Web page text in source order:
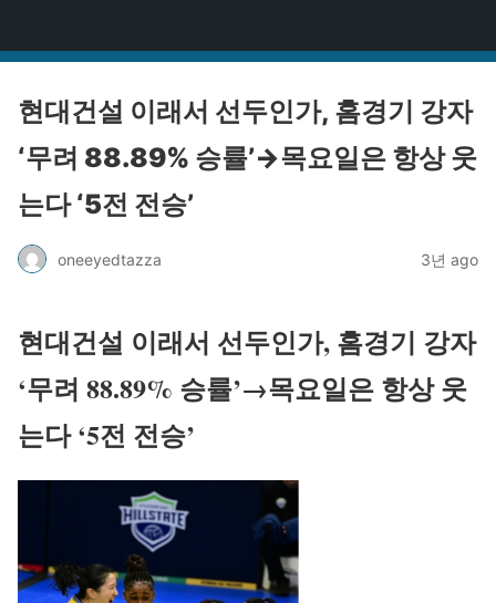
현대건설 이래서 선두인가, 홈경기 강자
‘무려 88.89% 승률’→목요일은 항상 웃
는다 ‘5전 전승’
oneeyedtazza 3년 ago
현대건설 이래서 선두인가, 홈경기 강자
‘무려 88.89% 승률’→목요일은 항상 웃
는다 ‘5전 전승’